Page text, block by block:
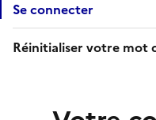
Se connecter
Réinitialiser votre mot